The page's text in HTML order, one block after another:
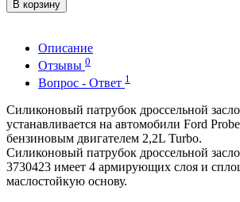
В корзину
Описание
Отзывы 0
Вопрос - Ответ 1
Силиконовый патрубок дроссельной
устанавливается на автомобили Ford
бензиновым двигателем 2,2L Turbo.
Силиконовый патрубок дроссельной
3730423 имеет 4 армирующих слоя и
маслостойкую основу.